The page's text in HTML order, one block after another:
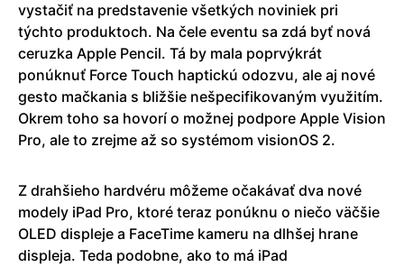
vystačiť na predstavenie všetkých noviniek pri
týchto produktoch. Na čele eventu sa zdá byť nová
ceruzka Apple Pencil. Tá by mala poprvýkrát
ponúknuť Force Touch haptickú odozvu, ale aj nové
gesto mačkania s bližšie nešpecifikovaným využitím.
Okrem toho sa hovorí o možnej podpore Apple Vision
Pro, ale to zrejme až so systémom visionOS 2.
Z drahšieho hardvéru môžeme očakávať dva nové
modely iPad Pro, ktoré teraz ponúknu o niečo väčšie
OLED displeje a FaceTime kameru na dlhšej hrane
displeja. Teda podobne, ako to má iPad